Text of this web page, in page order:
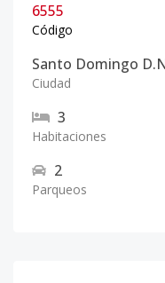
6555
Código
Santo Domingo
Ciudad
3
Habitaciones
2
Parqueos